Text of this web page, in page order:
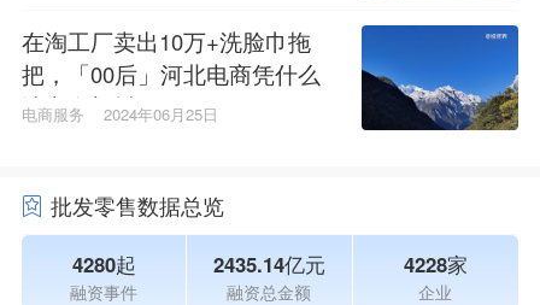
在淘工厂卖出10万+洗脸巾拖
把，「00后」河北电商凭什么
让义乌颤抖？
电商服务 2024年06月25日
批发零售数据总览
4280起
融资事件
2435.14亿元
融资总金额
4228家
企业